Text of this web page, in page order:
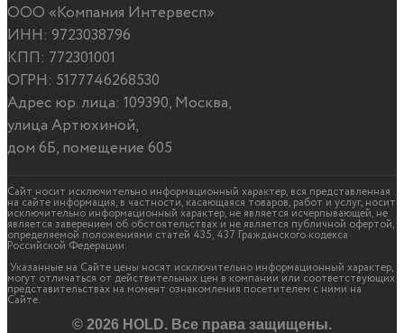
ООО «Компания Интервесп»
ИНН: 9723038796
КПП: 772301001
ОГРН: 5177746268530
Адрес юр. лица: 109390, Москва,
улица Артюхиной,
дом 6Б, помещение 605
Сайт носит исключительно информационный характер, вся представленная
на сайте информация, в частности, касающаяся товаров, работ и услуг, носит
исключительно информационный характер, не является исчерпывающей, не
является заверением об обстоятельствах и не является публичной офертой,
определяемой положениями статей 435, 437 Гражданского кодекса
Российской Федерации.
Указанные на Сайте цены носят исключительно информационный характер,
могут отличаться от действительных цен в компании или соответствующих
представительствах на момент ознакомления посетителем с ними на
Сайте.
© 2026 HOLD. Все права защищены.